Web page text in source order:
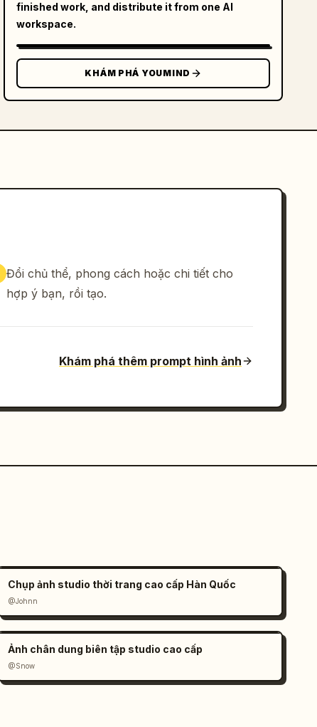
finished work, and distribute it from one AI
workspace.
KHÁM PHÁ YOUMIND
Đổi chủ thể, phong cách hoặc chi tiết cho
hợp ý bạn, rồi tạo.
Khám phá thêm prompt hình ảnh
Chụp ảnh studio thời trang cao cấp Hàn Quốc
@Johnn
Ảnh chân dung biên tập studio cao cấp
@Snow